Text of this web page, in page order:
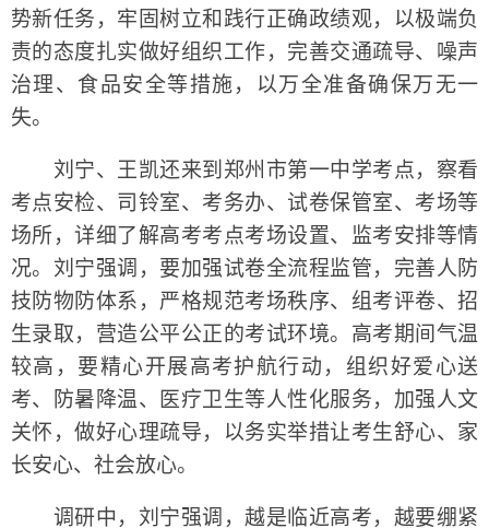
势新任务，牢固树立和践行正确政绩观，以极端负
责的态度扎实做好组织工作，完善交通疏导、噪声
治理、食品安全等措施，以万全准备确保万无一
失。
刘宁、王凯还来到郑州市第一中学考点，察看
考点安检、司铃室、考务办、试卷保管室、考场等
场所，详细了解高考考点考场设置、监考安排等情
况。刘宁强调，要加强试卷全流程监管，完善人防
技防物防体系，严格规范考场秩序、组考评卷、招
生录取，营造公平公正的考试环境。高考期间气温
较高，要精心开展高考护航行动，组织好爱心送
考、防暑降温、医疗卫生等人性化服务，加强人文
关怀，做好心理疏导，以务实举措让考生舒心、家
长安心、社会放心。
调研中，刘宁强调，越是临近高考，越要绷紧